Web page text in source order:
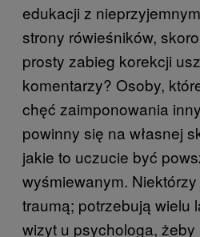
edukacji z
strony rówieśników,
prosty zabieg korekcji
komentarzy? Osoby,
chęć zaimponowania
powinny się na własnej
jakie to uczucie być
wyśmiewanym.
traumą; potrzebują wielu
wizyt u psychologa,